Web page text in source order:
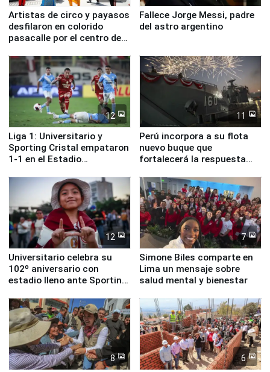
Artistas de circo y payasos
desfilaron en colorido
pasacalle por el centro de
Fallece Jorge Messi, padre
del astro argentino
12
Liga 1: Universitario y
Sporting Cristal empataron
1-1 en el Estadio
11
Perú incorpora a su flota
nuevo buque que
fortalecerá la respuesta
12
Universitario celebra su
102º aniversario con
estadio lleno ante Sporting
7
Simone Biles comparte en
Lima un mensaje sobre
salud mental y bienestar
8 6